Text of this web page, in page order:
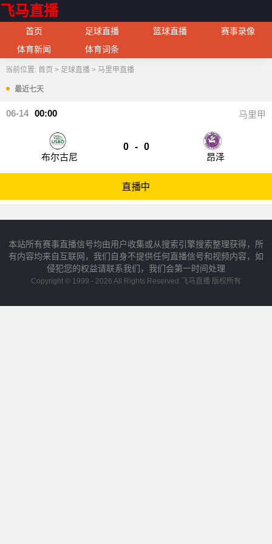
飞马直播
首页 足球直播 篮球直播
赛事录像
体育新闻
体育词条
当前位置: 首页 > 足球直播> 马里甲直播
最近七天
00:00
06-14 马里甲
布尔古尼
0 -
0
昂泽
直播中
本站所有赛事直播信号均由用户收集或从搜索引擎搜索整理获得，所
有内容均来自互联网，我们自身不提供任何直播信号和视频内容，如
侵犯您的权益请联系我们，我们会第一时间处理
Copyright © 1999 - 2026 All Rights Reserved 飞马直播 版权所有